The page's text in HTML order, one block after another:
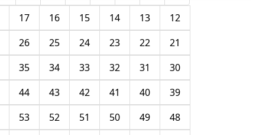
12
13
14
15
16
17
21
22
23
24
25
26
30
31
32
33
34
35
39
40
41
42
43
44
48
49
50
51
52
53